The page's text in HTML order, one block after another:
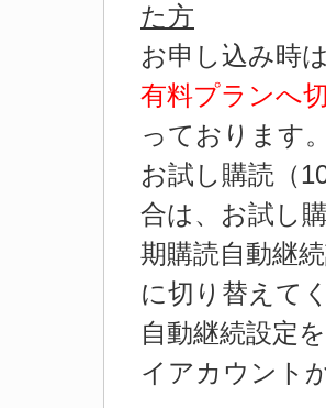
た方
お申し込み時
有料プランへ
っております
お試し購読（
合は、お試し
期購読自動継
に切り替えて
自動継続設定
イアカウント